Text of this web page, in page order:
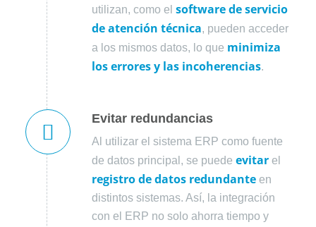
utilizan, como el software de servicio
de atención técnica, pueden acceder
a los mismos datos, lo que minimiza
los errores y las incoherencias.
Evitar redundancias
Al utilizar el sistema ERP como fuente
de datos principal, se puede evitarel
registro de datos redundanteen
distintos sistemas. Así, la integración
con el ERP no solo ahorra tiempo y